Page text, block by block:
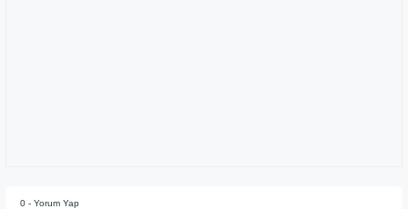
0 - Yorum Yap